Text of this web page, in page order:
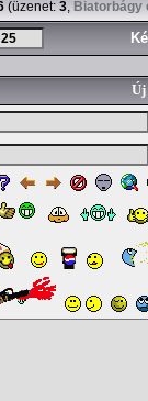
(üzenet: 3, Biatorbágy
Új